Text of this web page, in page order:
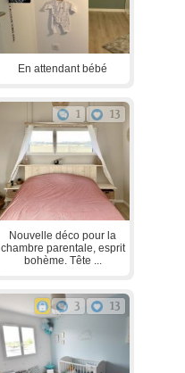
En attendant bébé
1 13
Nouvelle déco pour la
chambre parentale, esprit
bohème. Tête ...
3 13